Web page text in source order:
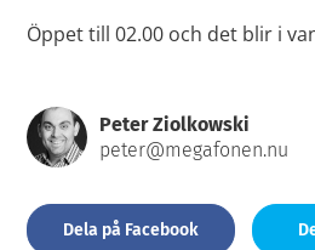
Öppet till 02.00 och det blir i
Peter Ziolkowski
peter@megafonen.nu
Dela på Facebook